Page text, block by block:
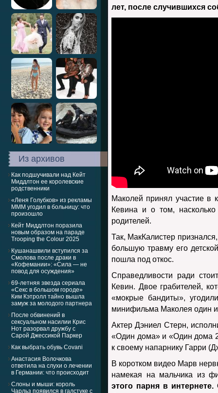
Из архивов
Как подшучивали над Кейт
Миддлтон ее королевские
родственники
«Леня Голубков» из рекламы
МММ угодил в больницу: что
произошло
Кейт Миддлтон поразила
новым образом на параде
Trooping the Colour 2025
Кушанашвили вступился за
Смолова после драки в
«Кофемании»: «Сила — не
повод для осуждения»
69-летняя звезда сериала
«Секс в большом городе»
Ким Кэтролл тайно вышла
замуж за молодого партнера
После обвинений в
сексуальном насилии Крис
Нот разорвал дружбу с
Сарой Джессикой Паркер
Как выбрать обувь Covani
Анастасия Волочкова
ответила на слухи о лечении
в Германии: что происходит
Слоны и мыши: король
Чарльз появился в галстуке с
лет, после случившихся
Маколей принял участие в
Кевина и о том,
родителей.
Так, МакКалистер
большую травму его
пошла под откос.
Справедливости ради
Кевин. Двое грабителей,
«мокрые бандиты»,
минифильма Маколея один
Актер Дэниел Стерн,
«Один дома» и «Один дома
к своему напарнику Гарри
В коротком видео Марв
намекая на мальчика из
этого парня в